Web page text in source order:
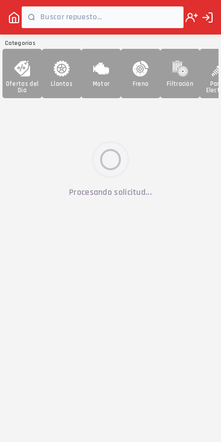
Categorías
Ofertas del
Día
Llantas Motor Freno Filtración
Procesando solicitud...